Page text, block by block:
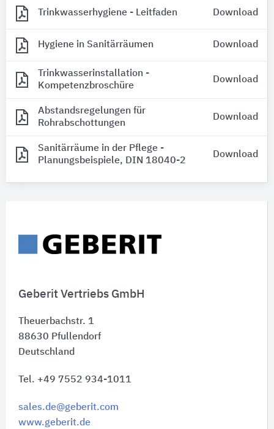
Geberit Vertriebs GmbH
Theuerbachstr. 1
88630 Pfullendorf
Deutschland
Tel. +49 7552 934-1011
sales.de@geberit.com
www.geberit.de
Trinkwasserhygiene - Leitfaden Download
Hygiene in Sanitärräumen Download
Trinkwasserinstallation -
Kompetenzbroschüre
Download
Abstandsregelungen für
Rohrabschottungen
Download
Sanitärräume in der Pflege -
Planungsbeispiele, DIN 18040-2
Download